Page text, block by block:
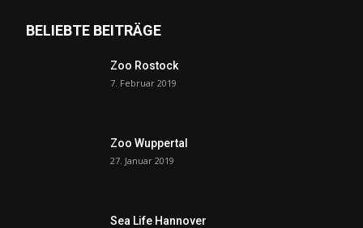
BELIEBTE BEITRÄGE
Zoo Rostock
7. Februar 2019
Zoo Wuppertal
27. Januar 2019
Sea Life Hannover